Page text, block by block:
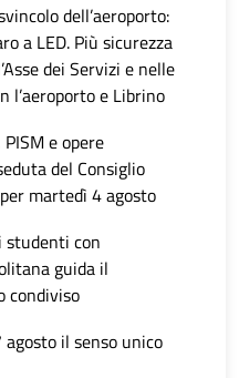
dell’aeroporto:
a LED. Più sicurezza
dei Servizi e nelle
l’aeroporto e Librino
e opere
del Consiglio
martedì 4 agosto
studenti con
guida il
condiviso
il senso unico